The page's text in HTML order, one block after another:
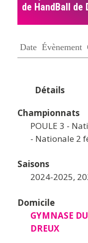
de HandBall de
Date Évènement
Détails
Championnats
POULE 3 -
- Nationale 2
Saisons
2024-2025,
Domicile
GYMNASE
DREUX